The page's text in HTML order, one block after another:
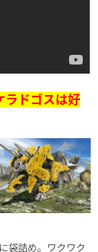
ラドゴスは好
袋詰め。ワクワク